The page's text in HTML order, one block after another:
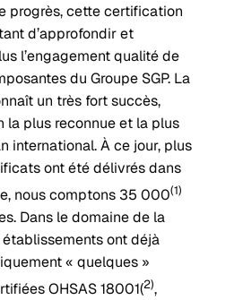
progrès, cette certification
d’approfondir et
l’engagement qualité de
du Groupe SGP. La
un très fort succès,
la plus reconnue et la plus
international. À ce jour, plus
ont été délivrés dans
nous comptons 35 000(1)
Dans le domaine de la
ont déjà
« quelques »
OHSAS 18001(2),